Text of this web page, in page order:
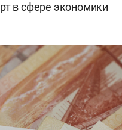
в сфере экономики